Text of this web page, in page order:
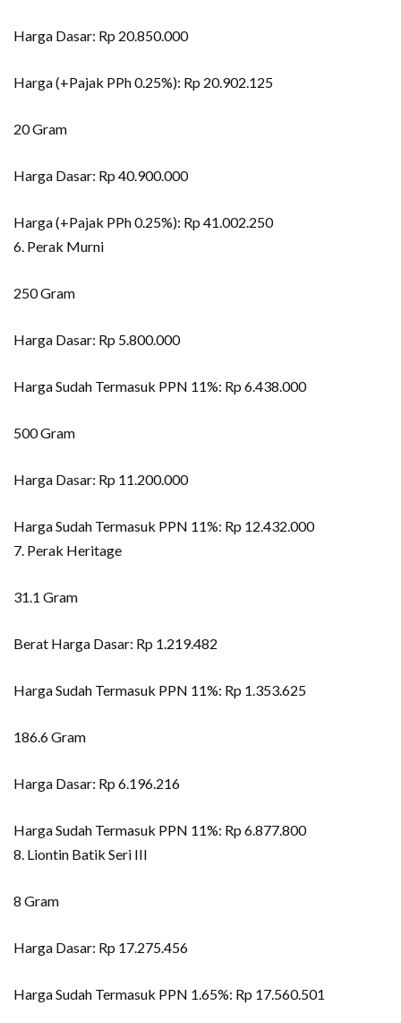
Harga Dasar: Rp 20.850.000
Harga (+Pajak PPh 0.25%): Rp 20.902.125
20 Gram
Harga Dasar: Rp 40.900.000
Harga (+Pajak PPh 0.25%): Rp 41.002.250
6. Perak Murni
250 Gram
Harga Dasar: Rp 5.800.000
Harga Sudah Termasuk PPN 11%: Rp 6.438.000
500 Gram
Harga Dasar: Rp 11.200.000
Harga Sudah Termasuk PPN 11%: Rp 12.432.000
7. Perak Heritage
31.1 Gram
Berat Harga Dasar: Rp 1.219.482
Harga Sudah Termasuk PPN 11%: Rp 1.353.625
186.6 Gram
Harga Dasar: Rp 6.196.216
Harga Sudah Termasuk PPN 11%: Rp 6.877.800
8. Liontin Batik Seri III
8 Gram
Harga Dasar: Rp 17.275.456
Harga Sudah Termasuk PPN 1.65%: Rp 17.560.501